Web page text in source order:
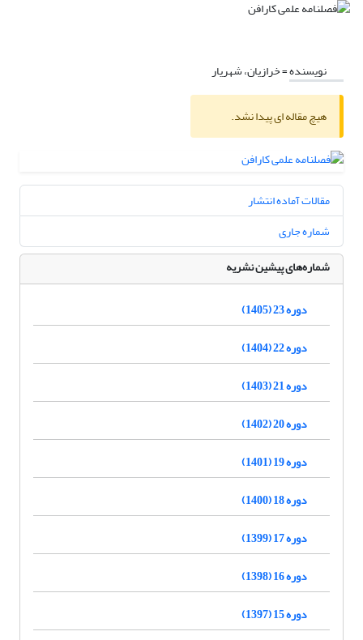
نویسنده =خرازیان، شهریار
هیچ مقاله ای پیدا نشد.
مقالات آماده انتشار
شماره جاری
شماره‌های پیشین نشریه
دوره 23 (1405)
دوره 22 (1404)
دوره 21 (1403)
دوره 20 (1402)
دوره 19 (1401)
دوره 18 (1400)
دوره 17 (1399)
دوره 16 (1398)
دوره 15 (1397)